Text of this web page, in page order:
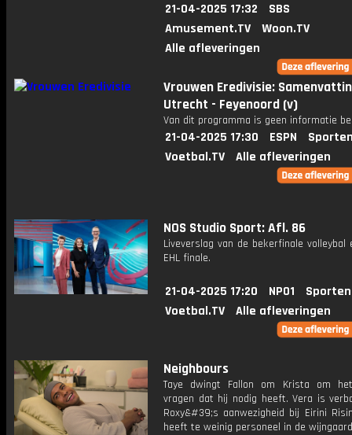
21-04-2025 17:32
SBS
Amusement.TV
Woon.TV
Alle afleveringen
Vrouwen Eredivisie:
Utrecht - Feyenoord (v)
Van dit programma is geen informatie
21-04-2025 17:30 ESPN
Voetbal.TV
Alle afleveringen
NOS Studio Sport: Afl. 86
Liveverslag van de bekerfinale volleybal
EHL finale.
21-04-2025 17:20 NPO1
Voetbal.TV
Alle afleveringen
Neighbours
Taye dwingt Fallon om Krista om
vragen dat hij nodig heeft. Vera is
Roxy&#39;s aanwezigheid bij Eirini
heeft te weinig personeel in de